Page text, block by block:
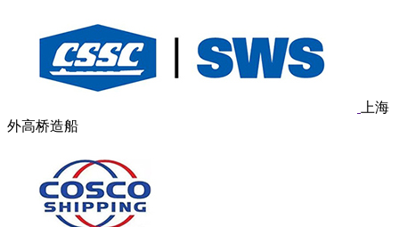
上海
外高桥造船